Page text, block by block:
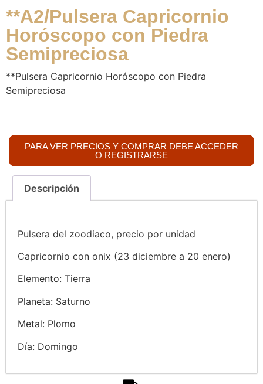
**A2/Pulsera Capricornio
Horóscopo con Piedra
Semipreciosa
**Pulsera Capricornio Horóscopo con Piedra
Semipreciosa
PARA VER PRECIOS Y COMPRAR DEBE ACCEDER
O REGISTRARSE
Descripción
Pulsera del zoodiaco, precio por unidad
Capricornio con onix (23 diciembre a 20 enero)
Elemento: Tierra
Planeta: Saturno
Metal: Plomo
Día: Domingo